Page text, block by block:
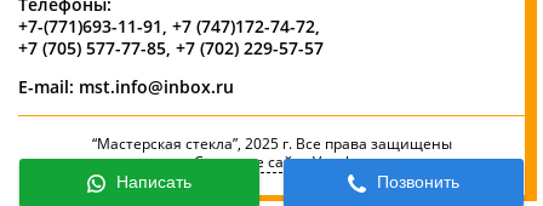
Написать Позвонить
+7-(771)693-11-91, +7 (747)172-74-72,
+7 (705) 577-77-85, +7 (702) 229-57-57
E-mail: mst.info@inbox.ru
“Мастерская стекла”, 2025 г. Все права защищены
Создание сайтаVoxel